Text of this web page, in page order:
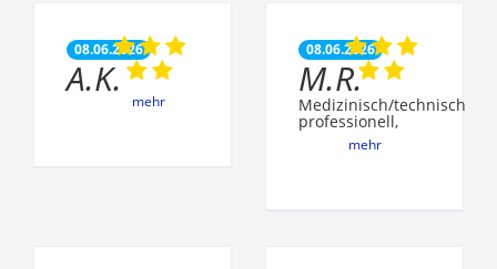
08.06.2026
A.K.
mehr
08.06.2026
M.R.
Medizinisch/technisch
professionell,
mehr